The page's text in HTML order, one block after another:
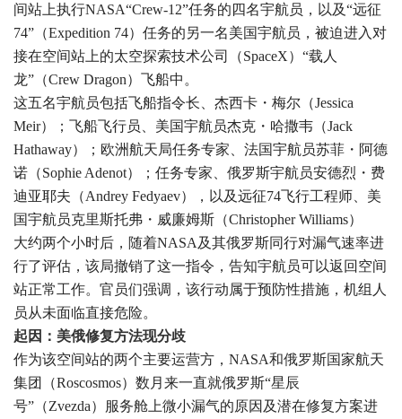
间站上执行NASA“Crew-12”任务的四名宇航员，以及“远征
74”（Expedition 74）任务的另一名美国宇航员，被迫进入对
接在空间站上的太空探索技术公司（SpaceX）“载人
龙”（Crew Dragon）飞船中。
这五名宇航员包括飞船指令长、杰西卡・梅尔（Jessica
Meir）；飞船飞行员、美国宇航员杰克・哈撒韦（Jack
Hathaway）；欧洲航天局任务专家、法国宇航员苏菲・阿德
诺（Sophie Adenot）；任务专家、俄罗斯宇航员安德烈・费
迪亚耶夫（Andrey Fedyaev），以及远征74飞行工程师、美
国宇航员克里斯托弗・威廉姆斯（Christopher Williams）
大约两个小时后，随着NASA及其俄罗斯同行对漏气速率进
行了评估，该局撤销了这一指令，告知宇航员可以返回空间
站正常工作。官员们强调，该行动属于预防性措施，机组人
员从未面临直接危险。
起因：美俄修复方法现分歧
作为该空间站的两个主要运营方，NASA和俄罗斯国家航天
集团（Roscosmos）数月来一直就俄罗斯“星辰
号”（Zvezda）服务舱上微小漏气的原因及潜在修复方案进